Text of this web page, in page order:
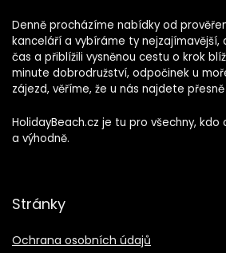
Denně procházíme nabídky od
kanceláří a vybíráme ty nejzajímavější,
čas a přiblížili vysněnou cestu o krok
minute dobrodružství, odpočinek u
zájezd, věříme, že u nás najdete
HolidayBeach.cz je tu pro všechny,
a výhodně.
Stránky
Ochrana osobních údajů